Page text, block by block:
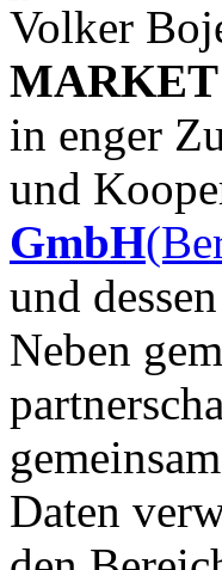
Volker
in enger
und
GmbH
und
Neben
Daten